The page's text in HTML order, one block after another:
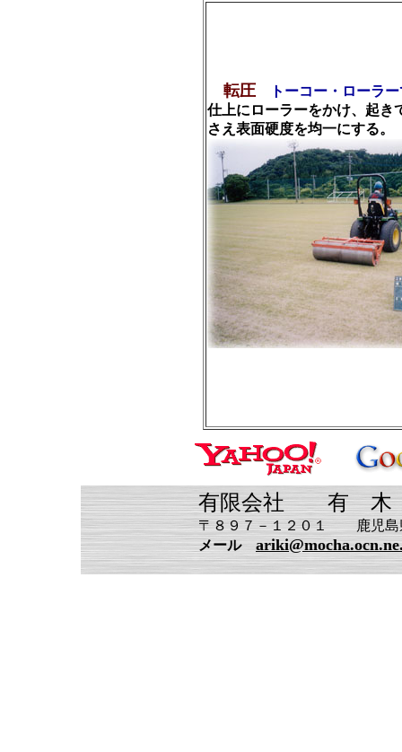
転圧 トーコー・ローラー
仕上にローラーをかけ、起き
さえ表面硬度を均一にする。
有限会社 有 木
〒８９７－１２０１ 鹿児島県南さ
メール
Copyright (C) 2000